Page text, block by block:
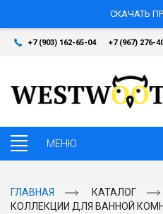
СКАЧАТЬ
+7 (903) 162-65-04 +7 (967) 276-
ГЛАВНАЯ
КАТАЛОГ
КОЛЛЕКЦИИ ДЛЯ ВАННОЙ